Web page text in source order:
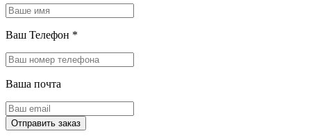
Ваш Телефон *
Ваша почта